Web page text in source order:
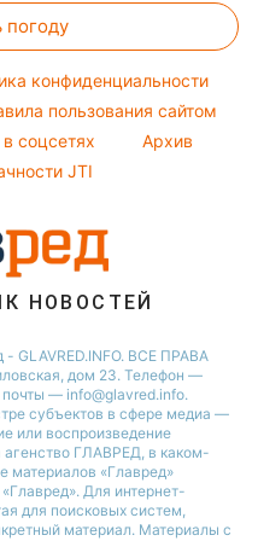
погоду
конфиденциальности
пользования сайтом
соцсетях
Архив
JTI
НОВОСТЕЙ
GLAVRED.INFO. ВСЕ ПРАВА
дом 23. Телефон —
— info@glavred.info.
cубъектов в сфере медиа —
или воспроизведение
ГЛАВРЕД, в каком-
материалов «Главред»
Для интернет-
для поисковых систем,
материал. Материалы с